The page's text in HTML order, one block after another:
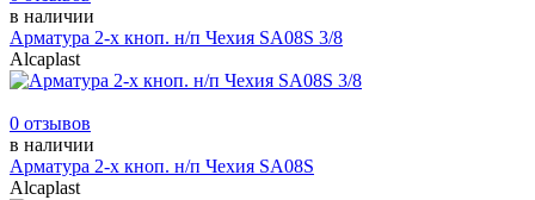
в наличии
Арматура 2-х кноп. н/п Чехия SA08S 3/8
Alcaplast
0 отзывов
в наличии
Арматура 2-х кноп. н/п Чехия SA08S
Alcaplast